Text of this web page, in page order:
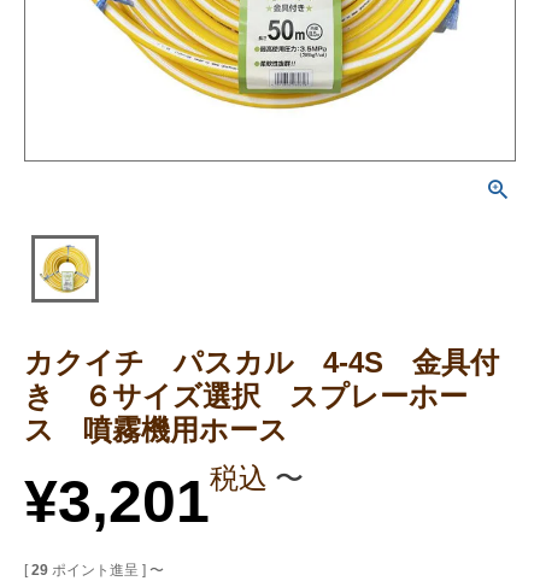
カクイチ パスカル 4-4S 金具付
き ６サイズ選択 スプレーホー
ス 噴霧機用ホース
¥3,201税込 〜
[ 29 ポイント進呈 ] 〜